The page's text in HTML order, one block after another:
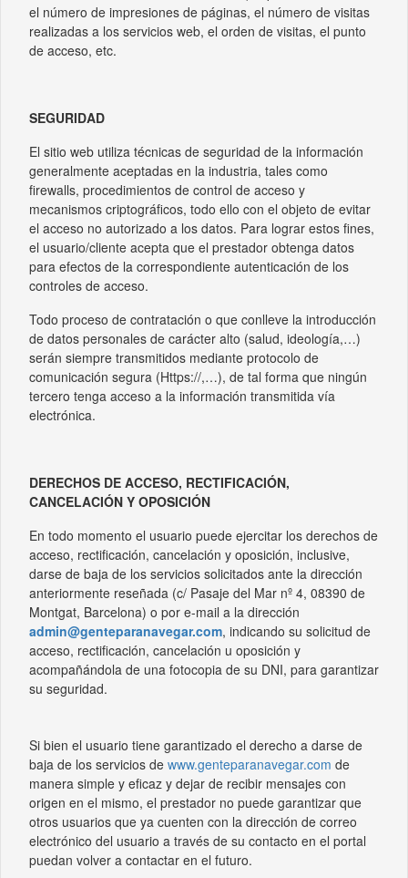
el número de impresiones de páginas, el número de visitas
realizadas a los servicios web, el orden de visitas, el punto
de acceso, etc.
SEGURIDAD
El sitio web utiliza técnicas de seguridad de la información
generalmente aceptadas en la industria, tales como
firewalls, procedimientos de control de acceso y
mecanismos criptográficos, todo ello con el objeto de evitar
el acceso no autorizado a los datos. Para lograr estos fines,
el usuario/cliente acepta que el prestador obtenga datos
para efectos de la correspondiente autenticación de los
controles de acceso.
Todo proceso de contratación o que conlleve la introducción
de datos personales de carácter alto (salud, ideología,…)
serán siempre transmitidos mediante protocolo de
comunicación segura (Https://,…), de tal forma que ningún
tercero tenga acceso a la información transmitida vía
electrónica.
DERECHOS DE ACCESO, RECTIFICACIÓN,
CANCELACIÓN Y OPOSICIÓN
En todo momento el usuario puede ejercitar los derechos de
acceso, rectificación, cancelación y oposición, inclusive,
darse de baja de los servicios solicitados ante la dirección
anteriormente reseñada (c/ Pasaje del Mar nº 4, 08390 de
Montgat, Barcelona) o por e-mail a la dirección
admin@genteparanavegar.com, indicando su solicitud de
acceso, rectificación, cancelación u oposición y
acompañándola de una fotocopia de su DNI, para garantizar
su seguridad.
Si bien el usuario tiene garantizado el derecho a darse de
baja de los servicios de www.genteparanavegar.com de
manera simple y eficaz y dejar de recibir mensajes con
origen en el mismo, el prestador no puede garantizar que
otros usuarios que ya cuenten con la dirección de correo
electrónico del usuario a través de su contacto en el portal
puedan volver a contactar en el futuro.